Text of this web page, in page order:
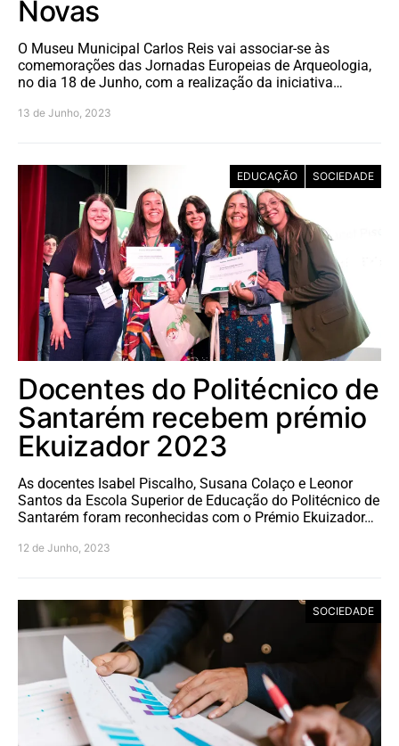
Novas
O Museu Municipal Carlos Reis vai associar-se às
comemorações das Jornadas Europeias de Arqueologia,
no dia 18 de Junho, com a realização da iniciativa…
13 de Junho, 2023
EDUCAÇÃO SOCIEDADE
Docentes do Politécnico de
Santarém recebem prémio
Ekuizador 2023
As docentes Isabel Piscalho, Susana Colaço e Leonor
Santos da Escola Superior de Educação do Politécnico de
Santarém foram reconhecidas com o Prémio Ekuizador…
12 de Junho, 2023
SOCIEDADE